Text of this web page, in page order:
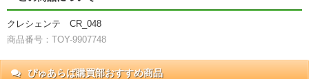
クレシェンテ CR_048
商品番号：TOY-9907748
ぴゅあらば購買部おすすめ商品